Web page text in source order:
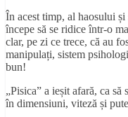
În acest timp, al haosului
începe să se ridice într-o
clar, pe zi ce trece, că au
manipulați, sistem
bun!
„Pisica” a ieșit afară, ca să
în dimensiuni, viteză și